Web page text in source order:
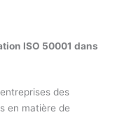
ISO 50001 dans
des
en matière de